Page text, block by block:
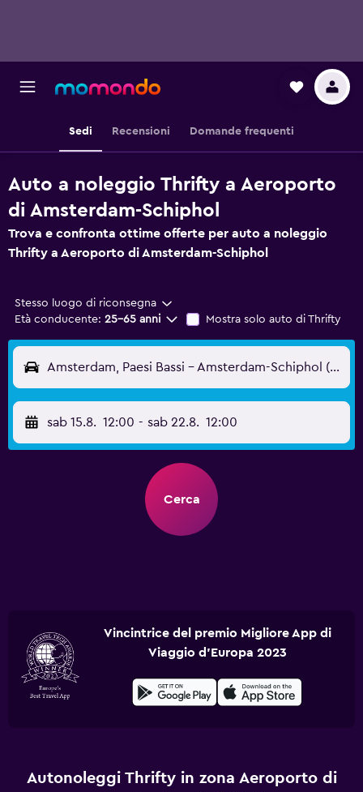
Sedi Recensioni Domande frequenti
Auto a noleggio Thrifty a Aeroporto
di Amsterdam-Schiphol
Trova e confronta ottime offerte per auto a noleggio
Thrifty a Aeroporto di Amsterdam-Schiphol
Stesso luogo di riconsegna
Età conducente: 25-65 anni Mostra solo auto di Thrifty
Amsterdam, Paesi Bassi - Amsterdam-Schiphol (AMS)
sab 15.8. 12:00 - sab 22.8. 12:00
Cerca
Vincintrice del premio Migliore App di
Viaggio d'Europa 2023
Autonoleggi Thrifty in zona Aeroporto di